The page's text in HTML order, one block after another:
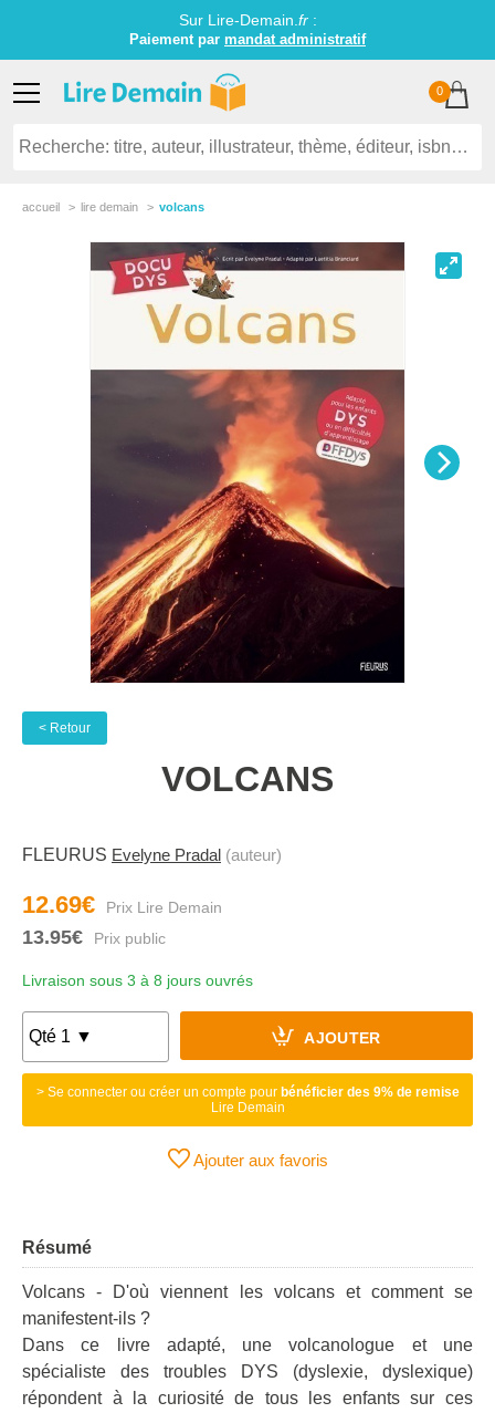
Sur Lire-Demain. fr:
Paiement par mandat administratif
0
accueil lire demain volcans
< Retour
VOLCANS
FLEURUS Evelyne Pradal (auteur)
12.69€
13.95€
Livraison sous 3 à 8 jours ouvrés
AJOUTER
> Se connecter ou créer un compte pour bénéficier des 9% de remise
Lire Demain
Ajouter aux favoris
Résumé
Volcans - D'où viennent les volcans et comment se
manifestent-ils ?
Dans ce livre adapté, une volcanologue et une
spécialiste des troubles DYS (dyslexie, dyslexique)
répondent à la curiosité de tous les enfants sur ces